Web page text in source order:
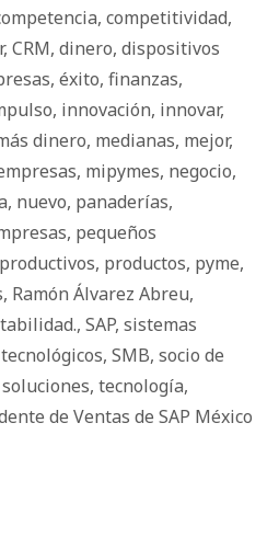
, competitividad,
, CRM, dinero, dispositivos
, éxito, finanzas,
, innovación, innovar,
dinero, medianas, mejor,
, mipymes, negocio,
, nuevo, panaderías,
, pequeños
productivos, productos, pyme,
, Ramón Álvarez Abreu,
, SAP, sistemas
, SMB, socio de
soluciones, tecnología,
de Ventas de SAP México